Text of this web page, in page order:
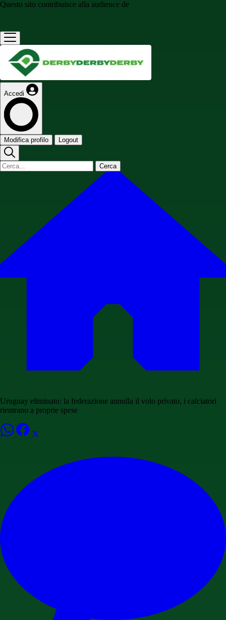
Questo sito contribuisce alla audience de
Accedi
Modifica profilo Logout
Cerca
Uruguay eliminato: la federazione annulla il volo privato, i calciatori
rientrano a proprie spese